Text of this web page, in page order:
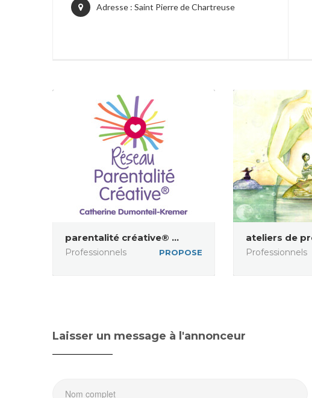
Adresse : Saint Pierre de Chartreuse
parentalité créative® ...
Professionnels PROPOSE
ateliers de
Professionnels
Laisser un message à l'annonceur